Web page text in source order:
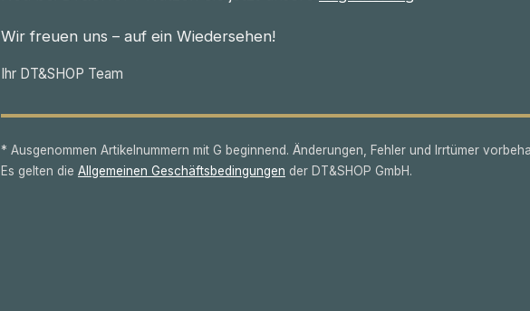
Wir freuen uns – auf ein Wiedersehen!
Ihr DT&SHOP Team
* Ausgenommen Artikelnummern mit G beginnend. Änderungen, Fehler und Irrtümer
Es gelten die Allgemeinen Geschäftsbedingungen der DT&SHOP GmbH.